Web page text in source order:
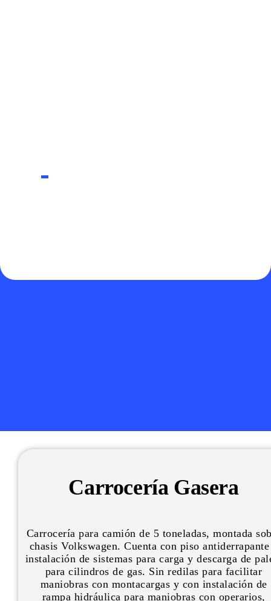
Carrocería Gasera
Carrocería para camión de 5 toneladas, montada
chasis Volkswagen. Cuenta con piso
instalación de sistemas para carga y descarga de
para cilindros de gas. Sin redilas para facilitar
maniobras con montacargas y con instalación de
rampa hidráulica para maniobras con operarios,